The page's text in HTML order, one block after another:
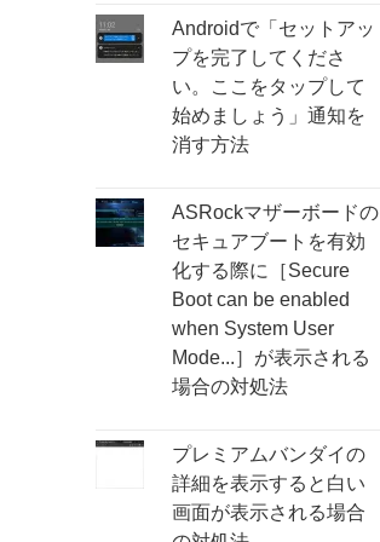
Androidで「セットアッ
プを完了してくださ
い。ここをタップして
始めましょう」通知を
消す方法
ASRockマザーボードの
セキュアブートを有効
化する際に［Secure
Boot can be enabled
when System User
Mode...］が表示される
場合の対処法
プレミアムバンダイの
詳細を表示すると白い
画面が表示される場合